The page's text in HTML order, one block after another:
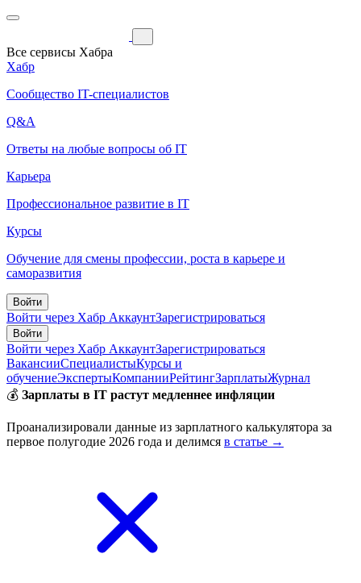
Все сервисы Хабра
Хабр
Сообщество IT-специалистов
Q&A
Ответы на любые вопросы об IT
Карьера
Профессиональное развитие в IT
Курсы
Обучение для смены профессии, роста в карьере и
саморазвития
Войти
Войти через Хабр АккаунтЗарегистрироваться
Войти
Войти через Хабр АккаунтЗарегистрироваться
ВакансииСпециалистыКурсы и
обучениеЭкспертыКомпанииРейтингЗарплатыЖурнал
💰 Зарплаты в IT растут медленнее инфляции
Проанализировали данные из зарплатного калькулятора за
первое полугодие 2026 года и делимся в статье →